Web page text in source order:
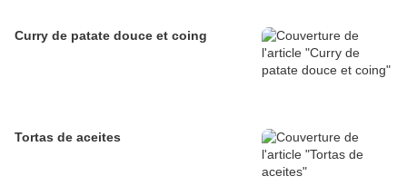
Curry de patate douce et coing
Tortas de aceites